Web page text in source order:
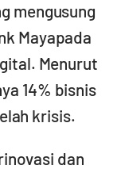
mengusung
Mayapada
Menurut
14% bisnis
krisis.
dan